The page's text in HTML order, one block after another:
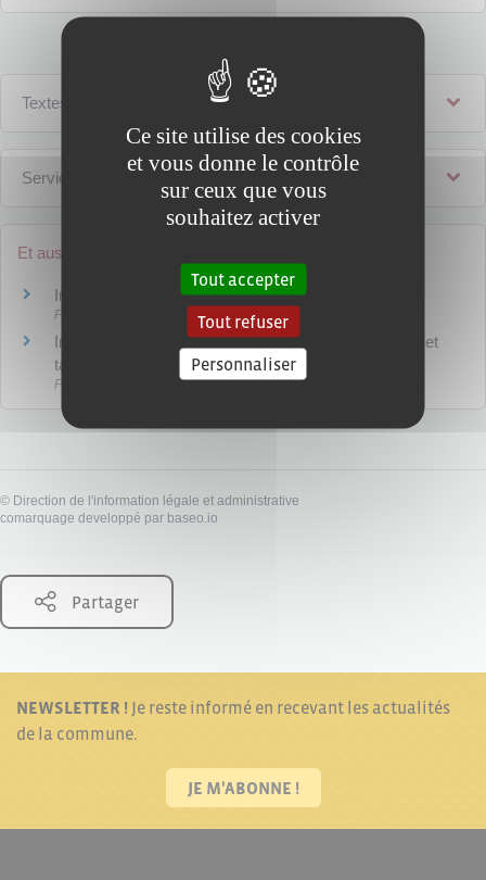
Textes de référence
Services en ligne et formulaires
Et aussi
Impôt sur le revenu
Fiscalité
Impôt sur les sociétés (IS) : entreprises concernées et
taux d'imposition
Fiscalité
© Direction de l'information légale et administrative
comarquage developpé par baseo.io
Partager
NEWSLETTER ! Je reste informé en recevant les actualités
de la commune.
JE M'ABONNE !
Ce site utilise des cookies
et vous donne le contrôle
sur ceux que vous
souhaitez activer
Tout accepter
Tout refuser
Personnaliser